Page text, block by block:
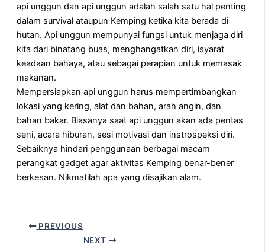
api unggun dan api unggun adalah salah satu hal penting
dalam survival ataupun Kemping ketika kita berada di
hutan. Api unggun mempunyai fungsi untuk menjaga diri
kita dari binatang buas, menghangatkan diri, isyarat
keadaan bahaya, atau sebagai perapian untuk memasak
makanan.
Mempersiapkan api unggun harus mempertimbangkan
lokasi yang kering, alat dan bahan, arah angin, dan
bahan bakar. Biasanya saat api unggun akan ada pentas
seni, acara hiburan, sesi motivasi dan instrospeksi diri.
Sebaiknya hindari penggunaan berbagai macam
perangkat gadget agar aktivitas Kemping benar-bener
berkesan. Nikmatilah apa yang disajikan alam.
PREVIOUS
NEXT